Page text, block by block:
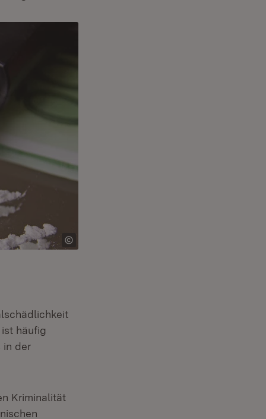
häufig
in der
Kriminalität